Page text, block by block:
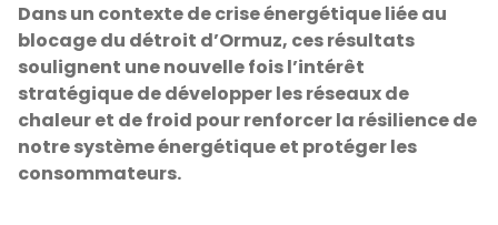
Dans un contexte de crise énergétique liée au
blocage du détroit d’Ormuz, ces résultats
soulignent une nouvelle fois l’intérêt
stratégique de développer les réseaux de
chaleur et de froid pour renforcer la résilience de
notre système énergétique et protéger les
consommateurs.